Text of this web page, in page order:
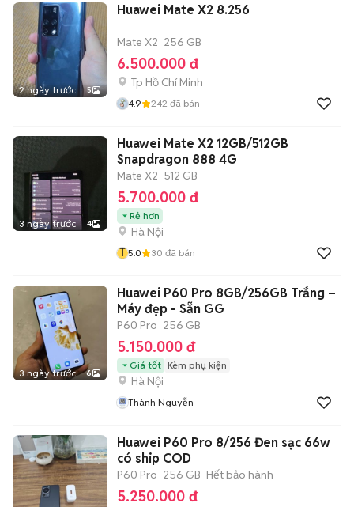
2 ngày trước 5
Huawei Mate X2 8.256
Mate X2 256 GB
6.500.000 đ
Tp Hồ Chí Minh
4.9 242 đã bán
3 ngày trước 4
Huawei Mate X2 12GB/512GB
Snapdragon 888 4G
Mate X2 512 GB
5.700.000 đ
Rẻ hơn
Hà Nội
T 5.0 30 đã bán
3 ngày trước 6
Huawei P60 Pro 8GB/256GB Trắng –
Máy đẹp - Sẵn GG
P60 Pro 256 GB
5.150.000 đ
Giá tốt Kèm phụ kiện
Hà Nội
Thành Nguyễn
Huawei P60 Pro 8/256 Đen sạc 66w
có ship COD
P60 Pro 256 GB Hết bảo hành
5.250.000 đ